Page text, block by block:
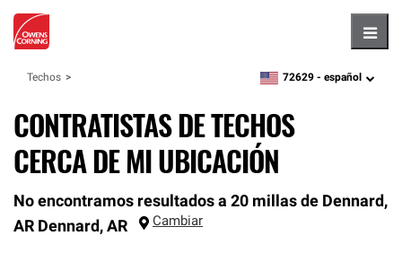
Techos zipcode,language
72629 - español
CONTRATISTAS DE TECHOS
CERCA DE MI UBICACIÓN
No encontramos resultados a 20 millas de Dennard,
AR Dennard, AR Cambiar